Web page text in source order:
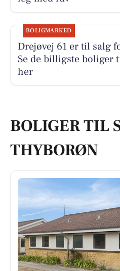
BOLIGMARKED
Drejøvej 61 er til salg
Se de billigste boliger
her
BOLIGER TIL
THYBORØN